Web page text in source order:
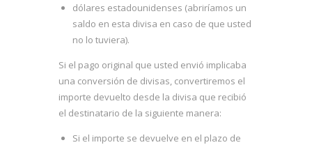
dólares estadounidenses (abriríamos un
saldo en esta divisa en caso de que usted
no lo tuviera).
Si el pago original que usted envió implicaba
una conversión de divisas, convertiremos el
importe devuelto desde la divisa que recibió
el destinatario de la siguiente manera:
Si el importe se devuelve en el plazo de